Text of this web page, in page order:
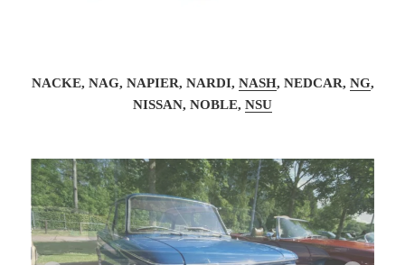
NACKE, NAG, NAPIER, NARDI, NASH, NEDCAR, NG,
NISSAN, NOBLE, NSU